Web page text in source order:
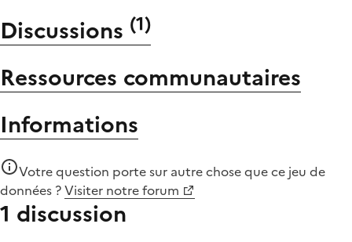
Discussions (1)
Ressources communautaires
Informations
Votre question porte sur autre chose quece jeu de
données ?Visiter notre forum
1 discussion